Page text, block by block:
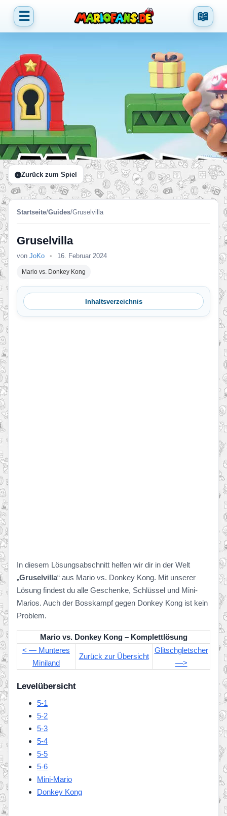
☰ 📖
Zurück zum Spiel
Startseite/Guides/Gruselvilla
Gruselvilla
von JoKo • 16. Februar 2024
Mario vs. Donkey Kong
Inhaltsverzeichnis
In diesem Lösungsabschnitt helfen wir dir in der Welt
„Gruselvilla“ aus Mario vs. Donkey Kong. Mit unserer
Lösung findest du alle Geschenke, Schlüssel und Mini-
Marios. Auch der Bosskampf gegen Donkey Kong ist kein
Problem.
Mario vs. Donkey Kong – Komplettlösung
< — Munteres
Miniland
Zurück zur Übersicht
Glitschgletscher
—>
Levelübersicht
5-1
5-2
5-3
5-4
5-5
5-6
Mini-Mario
Donkey Kong